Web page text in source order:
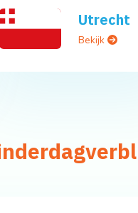
Utrecht
Bekijk